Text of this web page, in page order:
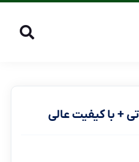
+ با کیفیت عالی